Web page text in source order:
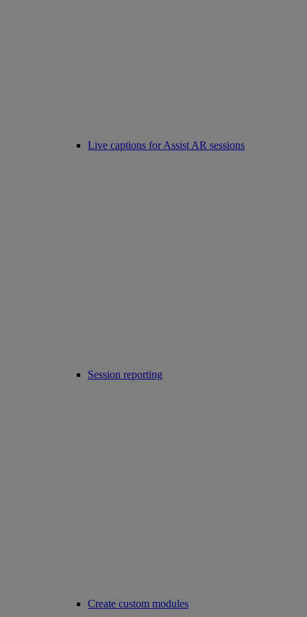
Live captions for Assist AR sessions
Session reporting
Create custom modules